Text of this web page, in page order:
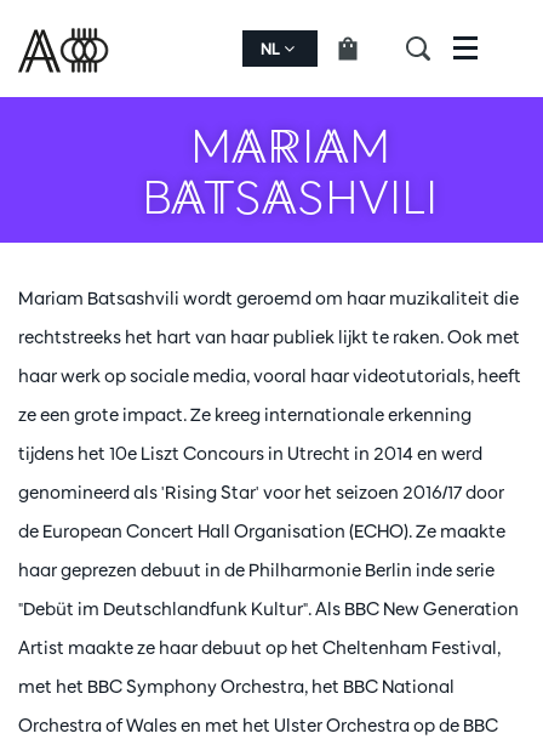
NL Menu
MARIAM
BATSASHVILI
Mariam Batsashvili wordt geroemd om haar muzikaliteit die
rechtstreeks het hart van haar publiek lijkt te raken. Ook met
haar werk op sociale media, vooral haar videotutorials, heeft
ze een grote impact. Ze kreeg internationale erkenning
tijdens het 10e Liszt Concours in Utrecht in 2014 en werd
genomineerd als 'Rising Star' voor het seizoen 2016/17 door
de European Concert Hall Organisation (ECHO). Ze maakte
haar geprezen debuut in de Philharmonie Berlin inde serie
"Debüt im Deutschlandfunk Kultur". Als BBC New Generation
Artist maakte ze haar debuut op het Cheltenham Festival,
met het BBC Symphony Orchestra, het BBC National
Orchestra of Wales en met het Ulster Orchestra op de BBC